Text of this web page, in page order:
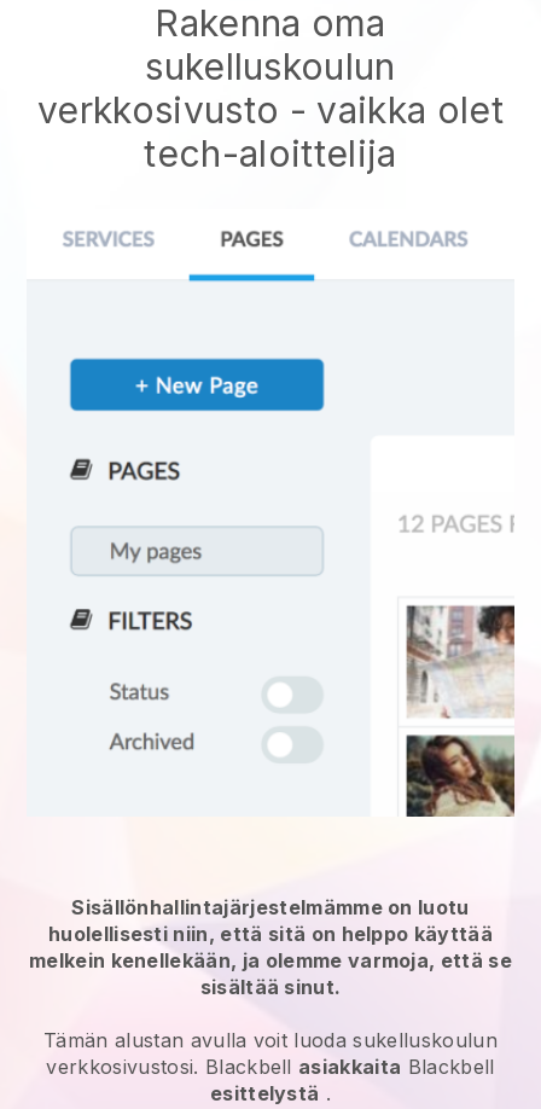
Rakenna oma
sukelluskoulun
verkkosivusto - vaikka olet
tech-aloittelija
Sisällönhallintajärjestelmämme on luotu
huolellisesti niin, että sitä on helppo käyttää
melkein kenellekään, ja olemme varmoja, että se
sisältää sinut.
Tämän alustan avulla voit luoda sukelluskoulun
verkkosivustosi. Blackbell asiakkaita Blackbell
esittelystä .